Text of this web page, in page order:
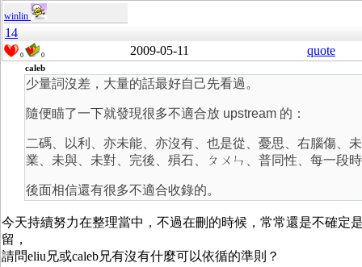
winlin
14
0 0 2009-05-11 quote
caleb
少量詞沒差，大量的話最好自己先看過。
隨便瞄了一下就發現很多不適合放 upstream 的：
二碼、以利、亦未能、亦沒有、也是從、憂思、右腦傷、
業、未與、未對、完後、殞石、ㄆㄨㄣ、普同性、每一段
後面相信還有很多不適合收錄的。
今天持續努力在整理當中，不過在刪的時候，常常還是不確定
留，
請問eliu兄或caleb兄有沒有什麼可以依循的準則？